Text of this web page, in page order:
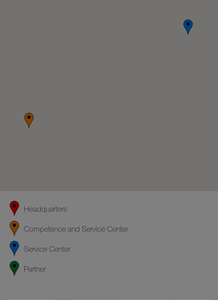
Headquarters
Competence and Service Center
Service Center
Partner